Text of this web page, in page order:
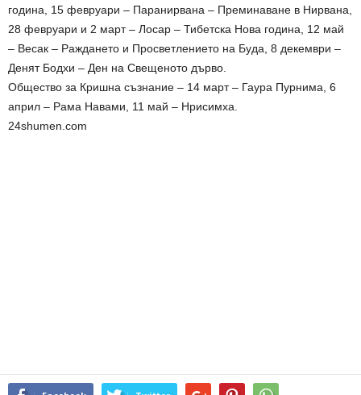
година, 15 февруари – Паранирвана – Преминаване в Нирвана,
28 февруари и 2 март – Лосар – Тибетска Нова година, 12 май
– Весак – Раждането и Просветлението на Буда, 8 декември –
Денят Бодхи – Ден на Свещеното дърво.
Общество за Кришна съзнание – 14 март – Гаура Пурнима, 6
април – Рама Навами, 11 май – Нрисимха.
24shumen.com